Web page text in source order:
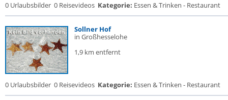
0 Urlaubsbilder 0 Reisevideos Kategorie: Essen & Trinken - Restaurant
Sollner Hof
in Großhesselohe
1,9 km entfernt
0 Urlaubsbilder 0 Reisevideos Kategorie: Essen & Trinken - Restaurant